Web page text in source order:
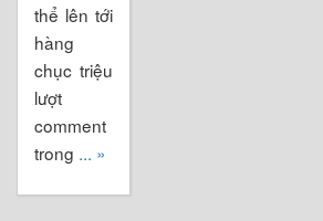
thể lên tới
hàng
chục triệu
lượt
comment
trong ... »